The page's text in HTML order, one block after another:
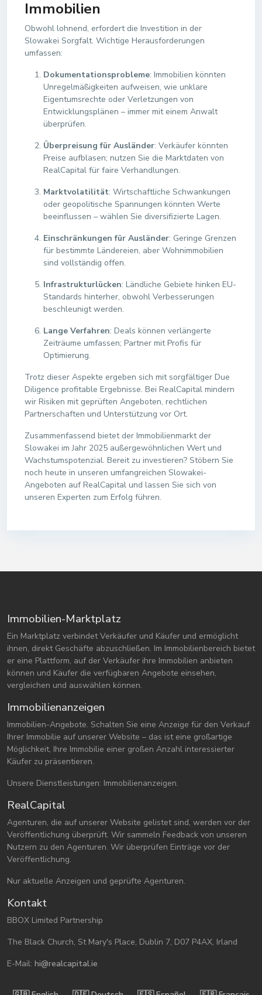
Immobilien
Obwohl lohnend, erfordert die Investition in der
Slowakei Sorgfalt. Wichtige Herausforderungen
umfassen:
Dokumentationsprobleme: Immobilien könnten
Unregelmäßigkeiten aufweisen, wie unklare
Eigentumsrechte oder Verletzungen von
Entwicklungsplänen – immer mit einem Anwalt
überprüfen.
Überpreisung für Ausländer: Verkäufer könnten
Preise aufblasen; nutzen Sie die Marktdaten von
RealCapital für faire Verhandlungen.
Marktvolatilität: Wirtschaftliche Schwankungen
oder geopolitische Spannungen könnten Werte
beeinflussen – wählen Sie diversifizierte Lagen.
Einschränkungen für Ausländer: Geringe Grenzen
für bestimmte Ländereien, aber Wohnimmobilien
sind vollständig offen.
Infrastrukturlücken: Ländliche Gebiete hinken EU-
Standards hinterher, obwohl Verbesserungen
beschleunigt werden.
Lange Verfahren: Deals können verlängerte
Zeiträume umfassen; Partner mit Profis für
Optimierung.
Trotz dieser Aspekte ergeben sich mit sorgfältiger Due
Diligence profitable Ergebnisse. Bei RealCapital mindern
wir Risiken mit geprüften Angeboten, rechtlichen
Partnerschaften und Unterstützung vor Ort.
Zusammenfassend bietet der Immobilienmarkt der
Slowakei im Jahr 2025 außergewöhnlichen Wert und
Wachstumspotenzial. Bereit zu investieren? Stöbern Sie
noch heute in unseren umfangreichen Slowakei-
Angeboten auf RealCapital und lassen Sie sich von
unseren Experten zum Erfolg führen.
Immobilien-Marktplatz
Ein Marktplatz verbindet Verkäufer und Käufer und ermöglicht
ihnen, direkt Geschäfte abzuschließen. Im Immobilienbereich bietet
er eine Plattform, auf der Verkäufer ihre Immobilien anbieten
können und Käufer die verfügbaren Angebote einsehen,
vergleichen und auswählen können.
Immobilienanzeigen
Immobilien-Angebote. Schalten Sie eine Anzeige für den Verkauf
Ihrer Immobilie auf unserer Website – das ist eine großartige
Möglichkeit, Ihre Immobilie einer großen Anzahl interessierter
Käufer zu präsentieren.
Unsere Dienstleistungen: Immobilienanzeigen.
RealCapital
Agenturen, die auf unserer Website gelistet sind, werden vor der
Veröffentlichung überprüft. Wir sammeln Feedback von unseren
Nutzern zu den Agenturen. Wir überprüfen Einträge vor der
Veröffentlichung.
Nur aktuelle Anzeigen und geprüfte Agenturen.
Kontakt
BBOX Limited Partnership
The Black Church, St Mary's Place, Dublin 7, D07 P4AX, Irland
E-Mail: hi@realcapital.ie